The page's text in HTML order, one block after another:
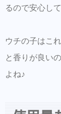
るので安心し
ウチの子はこ
と香りが良い
よね♪